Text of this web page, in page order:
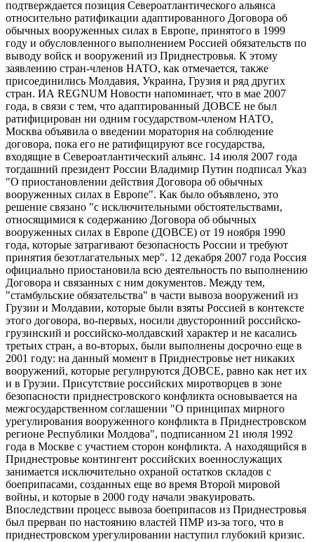
подтверждается позиция Североатлантического альянса
относительно ратификации адаптированного Договора об
обычных вооруженных силах в Европе, принятого в 1999
году и обусловленного выполнением Россией обязательств по
выводу войск и вооружений из Приднестровья. К этому
заявлению стран-членов НАТО, как отмечается, также
присоединились Молдавия, Украина, Грузия и ряд других
стран. ИА REGNUM Новости напоминает, что в мае 2007
года, в связи с тем, что адаптированный ДОВСЕ не был
ратифицирован ни одним государством-членом НАТО,
Москва объявила о введении моратория на соблюдение
договора, пока его не ратифицируют все государства,
входящие в Североатлантический альянс. 14 июля 2007 года
тогдашний президент России Владимир Путин подписал Указ
"О приостановлении действия Договора об обычных
вооруженных силах в Европе". Как было объявлено, это
решение связано "с исключительными обстоятельствами,
относящимися к содержанию Договора об обычных
вооруженных силах в Европе (ДОВСЕ) от 19 ноября 1990
года, которые затрагивают безопасность России и требуют
принятия безотлагательных мер". 12 декабря 2007 года Россия
официально приостановила всю деятельность по выполнению
Договора и связанных с ним документов. Между тем,
"стамбульские обязательства" в части вывоза вооружений из
Грузии и Молдавии, которые были взяты Россией в контексте
этого договора, во-первых, носили двусторонний российско-
грузинский и российско-молдавский характер и не касались
третьих стран, а во-вторых, были выполнены досрочно еще в
2001 году: на данный момент в Приднестровье нет никаких
вооружений, которые регулируются ДОВСЕ, равно как нет их
и в Грузии. Присутствие российских миротворцев в зоне
безопасности приднестровского конфликта основывается на
межгосударственном соглашении "О принципах мирного
урегулирования вооруженного конфликта в Приднестровском
регионе Республики Молдова", подписанном 21 июля 1992
года в Москве с участием сторон конфликта. А находящийся в
Приднестровье контингент российских военнослужащих
занимается исключительно охраной остатков складов с
боеприпасами, созданных еще во время Второй мировой
войны, и которые в 2000 году начали эвакуировать.
Впоследствии процесс вывоза боеприпасов из Приднестровья
был прерван по настоянию властей ПМР из-за того, что в
приднестровском урегулировании наступил глубокий кризис.